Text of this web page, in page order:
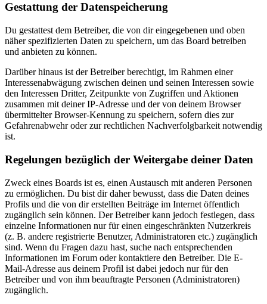
Gestattung der Datenspeicherung
Du gestattest dem Betreiber, die von dir eingegebenen und oben
näher spezifizierten Daten zu speichern, um das Board betreiben
und anbieten zu können.
Darüber hinaus ist der Betreiber berechtigt, im Rahmen einer
Interessenabwägung zwischen deinen und seinen Interessen sowie
den Interessen Dritter, Zeitpunkte von Zugriffen und Aktionen
zusammen mit deiner IP-Adresse und der von deinem Browser
übermittelter Browser-Kennung zu speichern, sofern dies zur
Gefahrenabwehr oder zur rechtlichen Nachverfolgbarkeit notwendig
ist.
Regelungen bezüglich der Weitergabe deiner Daten
Zweck eines Boards ist es, einen Austausch mit anderen Personen
zu ermöglichen. Du bist dir daher bewusst, dass die Daten deines
Profils und die von dir erstellten Beiträge im Internet öffentlich
zugänglich sein können. Der Betreiber kann jedoch festlegen, dass
einzelne Informationen nur für einen eingeschränkten Nutzerkreis
(z. B. andere registrierte Benutzer, Administratoren etc.) zugänglich
sind. Wenn du Fragen dazu hast, suche nach entsprechenden
Informationen im Forum oder kontaktiere den Betreiber. Die E-
Mail-Adresse aus deinem Profil ist dabei jedoch nur für den
Betreiber und von ihm beauftragte Personen (Administratoren)
zugänglich.